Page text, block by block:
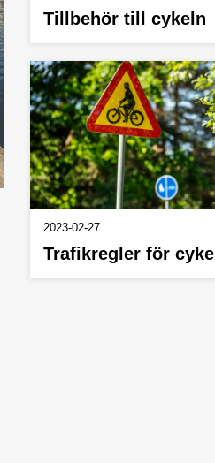
Tillbehör till cykeln
2023-02-27
Trafikregler för cykel